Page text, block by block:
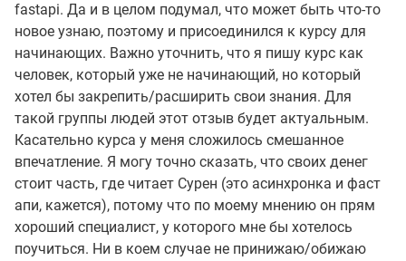
fastapi. Да и в целом подумал, что может быть что-то
новое узнаю, поэтому и присоединился к курсу для
начинающих. Важно уточнить, что я пишу курс как
человек, который уже не начинающий, но который
хотел бы закрепить/расширить свои знания. Для
такой группы людей этот отзыв будет актуальным.
Касательно курса у меня сложилось смешанное
впечатление. Я могу точно сказать, что своих денег
стоит часть, где читает Сурен (это асинхронка и фаст
апи, кажется), потому что по моему мнению он прям
хороший специалист, у которого мне бы хотелось
поучиться. Ни в коем случае не принижаю/обижаю